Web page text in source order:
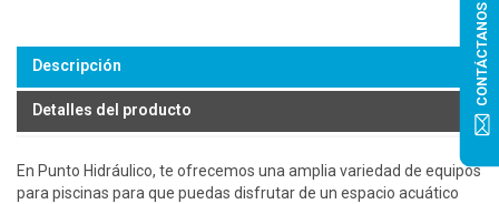
Descripción
Detalles del producto
En Punto Hidráulico, te ofrecemos una amplia variedad de equipos
para piscinas para que puedas disfrutar de un espacio acuático
CONTÁCTANOS